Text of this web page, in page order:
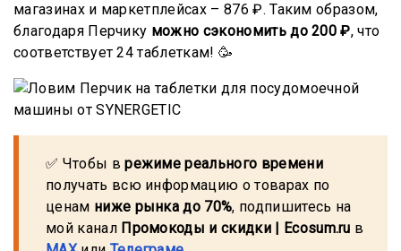
магазинах и маркетплейсах – 876 ₽. Таким образом,
благодаря Перчику можно сэкономить до 200 ₽, что
соответствует24 таблеткам! 🥳
✅ Чтобы врежиме реального времени
получать всю информацию о товарах по
ценам ниже рынка до 70%, подпишитесь на
мой канал Промокоды и скидки | Ecosum.ru в